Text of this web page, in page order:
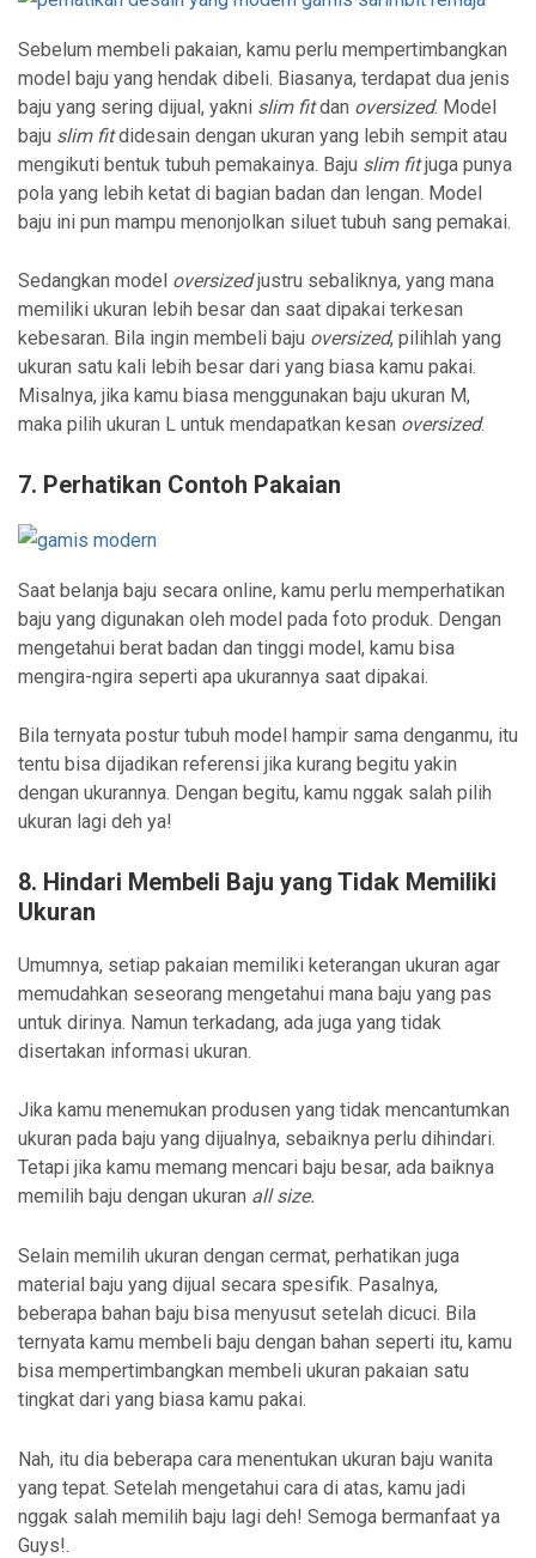
Sebelum membeli pakaian, kamu perlu mempertimbangkan
model baju yang hendak dibeli. Biasanya, terdapat dua jenis
baju yang sering dijual, yakni slim fitdan oversized. Model
baju slim fitdidesain dengan ukuran yang lebih sempit atau
mengikuti bentuk tubuh pemakainya. Baju slim fitjuga punya
pola yang lebih ketat di bagian badan dan lengan. Model
baju ini pun mampu menonjolkan siluet tubuh sang pemakai.
Sedangkan model oversizedjustru sebaliknya, yang mana
memiliki ukuran lebih besar dan saat dipakai terkesan
kebesaran. Bila ingin membeli baju oversized, pilihlah yang
ukuran satu kali lebih besar dari yang biasa kamu pakai.
Misalnya, jika kamu biasa menggunakan baju ukuran M,
maka pilih ukuran L untuk mendapatkan kesan oversized.
7. Perhatikan Contoh Pakaian
Saat belanja baju secara online, kamu perlu memperhatikan
baju yang digunakan oleh model pada foto produk. Dengan
mengetahui berat badan dan tinggi model, kamu bisa
mengira-ngira seperti apa ukurannya saat dipakai.
Bila ternyata postur tubuh model hampir sama denganmu, itu
tentu bisa dijadikan referensi jika kurang begitu yakin
dengan ukurannya. Dengan begitu, kamu nggak salah pilih
ukuran lagi deh ya!
8. Hindari Membeli Baju yang Tidak Memiliki
Ukuran
Umumnya, setiap pakaian memiliki keterangan ukuran agar
memudahkan seseorang mengetahui mana baju yang pas
untuk dirinya. Namun terkadang, ada juga yang tidak
disertakan informasi ukuran.
Jika kamu menemukan produsen yang tidak mencantumkan
ukuran pada baju yang dijualnya, sebaiknya perlu dihindari.
Tetapi jika kamu memang mencari baju besar, ada baiknya
memilih baju dengan ukuran all size.
Selain memilih ukuran dengan cermat, perhatikan juga
material baju yang dijual secara spesifik. Pasalnya,
beberapa bahan baju bisa menyusut setelah dicuci. Bila
ternyata kamu membeli baju dengan bahan seperti itu, kamu
bisa mempertimbangkan membeli ukuran pakaian satu
tingkat dari yang biasa kamu pakai.
Nah, itu dia beberapa cara menentukan ukuran baju wanita
yang tepat. Setelah mengetahui cara di atas, kamu jadi
nggak salah memilih baju lagi deh! Semoga bermanfaat ya
Guys!.